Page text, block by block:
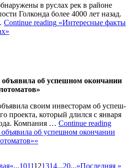
в руслах рек в районе
Голконда более 4000 лет назад.
Continue reading «Интересные факты
об успешном окончании
сво­им ин­ве­сто­рам об успе­ш­
про­ек­та, ко­то­рый дли­л­ся с ян­ва­ря
Ко­м­па­ния … Continue reading
об успешном окончании
«...1011121314...20...»Последняя »